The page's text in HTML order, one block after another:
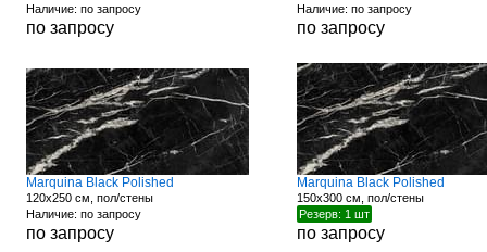
Наличие: по запросу
по запросу
Наличие: по запросу
по запросу
Marquina Black Polished
120x250 см, пол/стены
Наличие: по запросу
по запросу
Marquina Black Polished
150x300 см, пол/стены
Резерв: 1 шт
по запросу